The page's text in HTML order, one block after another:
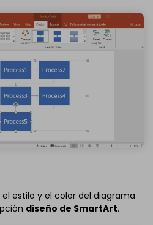
estilo y el color del diagrama
diseño de SmartArt.